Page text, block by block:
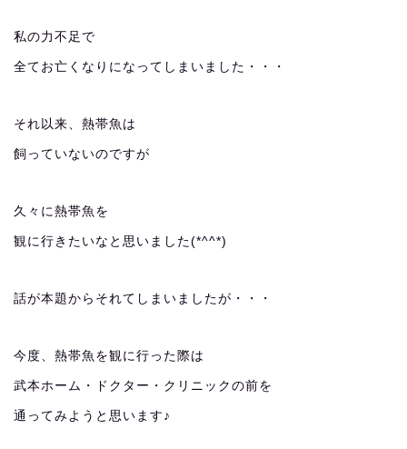
私の力不足で
全てお亡くなりになってしまいました・・・
それ以来、熱帯魚は
飼っていないのですが
久々に熱帯魚を
観に行きたいなと思いました(*^^*)
話が本題からそれてしまいましたが・・・
今度、熱帯魚を観に行った際は
武本ホーム・ドクター・クリニックの前を
通ってみようと思います♪